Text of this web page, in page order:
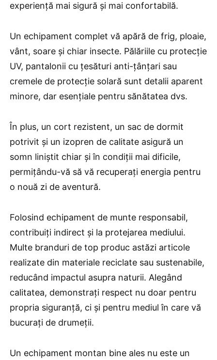
experiență mai sigură și mai confortabilă.
Un echipament complet vă apără de frig, ploaie,
vânt, soare și chiar insecte. Pălăriile cu protecție
UV, pantalonii cu țesături anti-țânțari sau
cremele de protecție solară sunt detalii aparent
minore, dar esențiale pentru sănătatea dvs.
În plus, un cort rezistent, un sac de dormit
potrivit și un izopren de calitate asigură un
somn liniștit chiar și în condiții mai dificile,
permițându-vă să vă recuperați energia pentru
o nouă zi de aventură.
Folosind echipament de munte responsabil,
contribuiți indirect și la protejarea mediului.
Multe branduri de top produc astăzi articole
realizate din materiale reciclate sau sustenabile,
reducând impactul asupra naturii. Alegând
calitatea, demonstrați respect nu doar pentru
propria siguranță, ci și pentru mediul în care vă
bucurați de drumeții.
Un echipament montan bine ales nu este un